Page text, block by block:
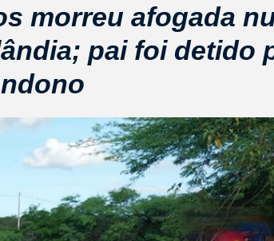
morreu afogada
pai foi detido